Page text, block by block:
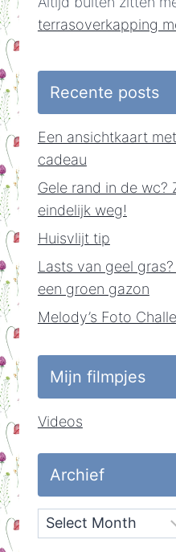
terrasoverkapping
Recente posts
Een ansichtkaart
cadeau
Gele rand in de wc?
eindelijk weg!
Huisvlijt tip
Lasts van geel
een groen gazon
Melody’s Foto
Mijn filmpjes
Videos
Archief
Archief